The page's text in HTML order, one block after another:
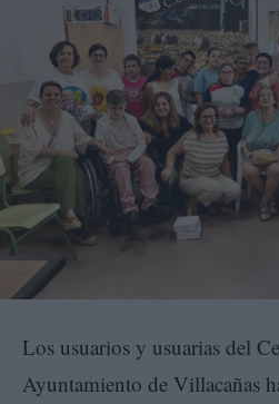
Los usuarios y usuarias del
Ayuntamiento de Villacañas